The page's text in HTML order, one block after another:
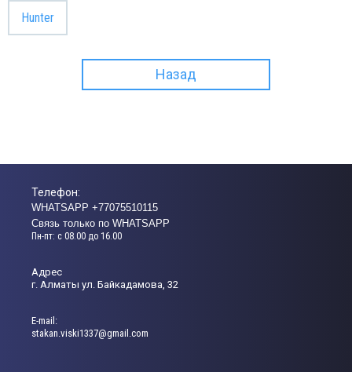
Hunter
Назад
Телефон:
WHATSAPP +77075510115
Связь только по WHATSAPP
Пн-пт: с 08.00 до 16.00
Адрес
г. Алматы ул. Байкадамова, 32
Е-mail:
stakan.viski1337@gmail.com